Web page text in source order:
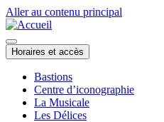
Aller au contenu principal
Horaires et accès
Bastions
Centre d’iconographie
La Musicale
Les Délices